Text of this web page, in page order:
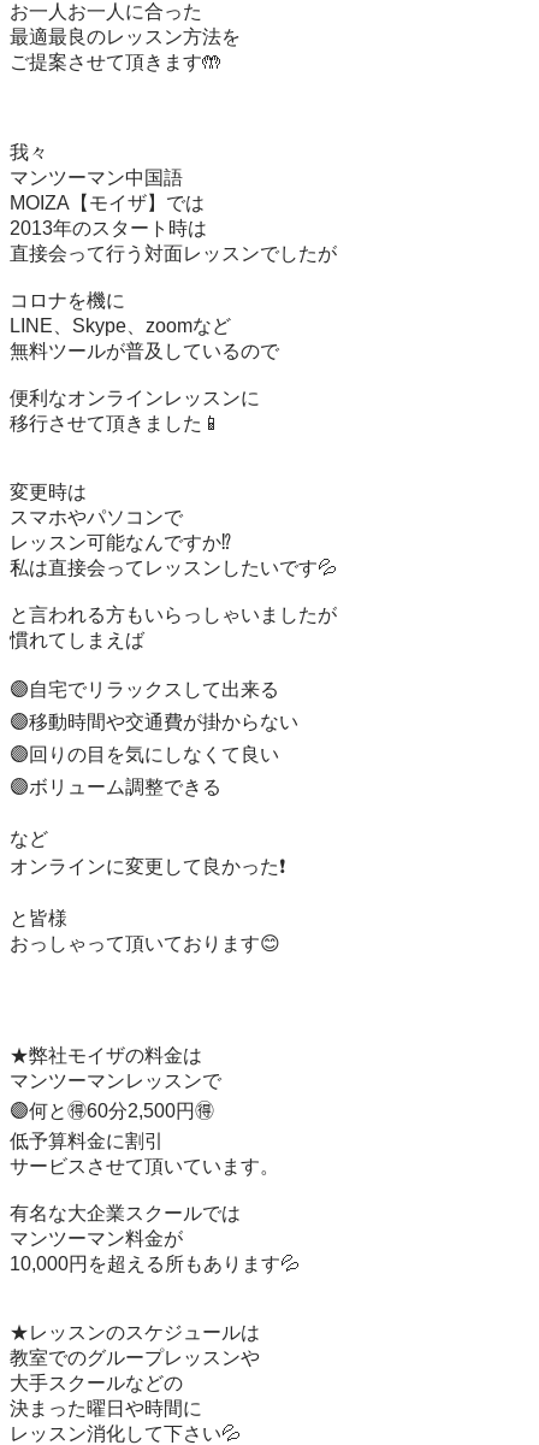
お一人お一人に合った
最適最良のレッスン方法を
ご提案させて頂きます🤲
我々
マンツーマン中国語
MOIZA【モイザ】では
2013年のスタート時は
直接会って行う対面レッスンでしたが
コロナを機に
LINE、Skype、zoomなど
無料ツールが普及しているので
便利なオンラインレッスンに
移行させて頂きました📱
変更時は
スマホやパソコンで
レッスン可能なんですか⁉️
私は直接会ってレッスンしたいです💦
と言われる方もいらっしゃいましたが
慣れてしまえば
🟣自宅でリラックスして出来る
🟣移動時間や交通費が掛からない
🟣回りの目を気にしなくて良い
🟣ボリューム調整できる
など
オンラインに変更して良かった❗️
と皆様
おっしゃって頂いております😊
★弊社モイザの料金は
マンツーマンレッスンで
🟣何と🉐60分2,500円🉐
低予算料金に割引
サービスさせて頂いています。
有名な大企業スクールでは
マンツーマン料金が
10,000円を超える所もあります💦
★レッスンのスケジュールは
教室でのグループレッスンや
大手スクールなどの
決まった曜日や時間に
レッスン消化して下さい💦